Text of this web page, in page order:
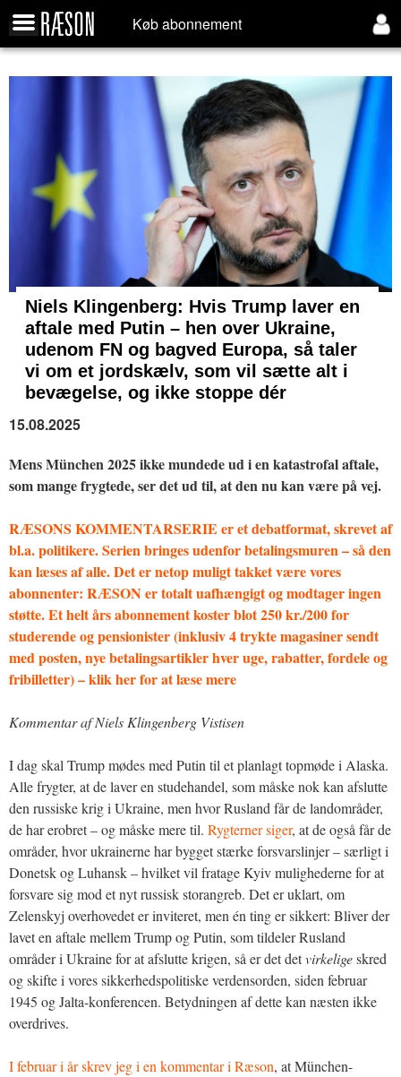
Køb abonnement
Niels Klingenberg: Hvis Trump laver en
aftale med Putin – hen over Ukraine,
udenom FN og bagved Europa, så taler
vi om et jordskælv, som vil sætte alt i
bevægelse, og ikke stoppe dér
15.08.2025
Mens München 2025 ikke mundede ud i en katastrofal aftale,
som mange frygtede, ser det ud til, at den nu kan være på vej.
RÆSONS KOMMENTARSERIE er et debatformat, skrevet af
bl.a. politikere. Serien bringes udenfor betalingsmuren – så den
kan læses af alle. Det er netop muligt takket være vores
abonnenter: RÆSON er totalt uafhængigt og modtager ingen
støtte. Et helt års abonnement koster blot 250 kr./200 for
studerende og pensionister (inklusiv 4 trykte magasiner sendt
med posten, nye betalingsartikler hver uge, rabatter, fordele og
fribilletter) – klik her for at læse mere
Kommentar af Niels Klingenberg Vistisen
I dag skal Trump mødes med Putin til et planlagt topmøde i Alaska.
Alle frygter, at de laver en studehandel, som måske nok kan afslutte
den russiske krig i Ukraine, men hvor Rusland får de landområder,
de har erobret – og måske mere til. Rygterner siger, at de også får de
områder, hvor ukrainerne har bygget stærke forsvarslinjer – særligt i
Donetsk og Luhansk – hvilket vil fratage Kyiv mulighederne for at
forsvare sig mod et nyt russisk storangreb. Det er uklart, om
Zelenskyj overhovedet er inviteret, men én ting er sikkert: Bliver der
lavet en aftale mellem Trump og Putin, som tildeler Rusland
områder i Ukraine for at afslutte krigen, så er det detvirkeligeskred
og skifte i vores sikkerhedspolitiske verdensorden, siden februar
1945 og Jalta-konferencen. Betydningen af dette kan næsten ikke
overdrives.
I februar i år skrev jeg i en kommentar i Ræson, at München-